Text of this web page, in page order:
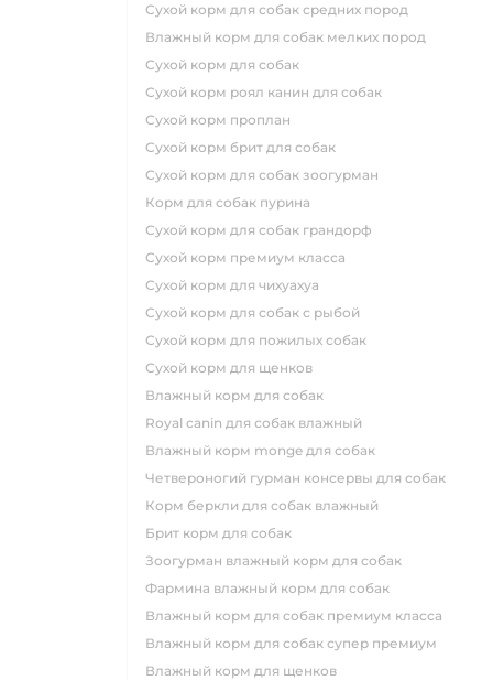
сухой корм для собак средних пород
влажный корм для собак мелких пород
сухой корм для собак
сухой корм роял канин для собак
сухой корм проплан
сухой корм брит для собак
сухой корм для собак зоогурман
корм для собак пурина
сухой корм для собак грандорф
сухой корм премиум класса
сухой корм для чихуахуа
сухой корм для собак с рыбой
сухой корм для пожилых собак
сухой корм для щенков
влажный корм для собак
royal canin для собак влажный
влажный корм monge для собак
четвероногий гурман консервы для собак
корм беркли для собак влажный
брит корм для собак
зоогурман влажный корм для собак
фармина влажный корм для собак
влажный корм для собак премиум класса
влажный корм для собак супер премиум
влажный корм для щенков